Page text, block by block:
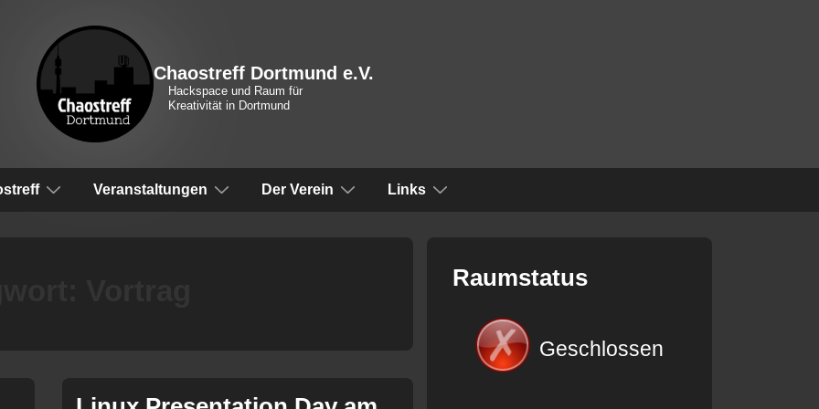
Chaostreff Dortmund e.V.
Hackspace und Raum für
Kreativität in Dortmund
Veranstaltungen Der Verein Links
Raumstatus
Geschlossen